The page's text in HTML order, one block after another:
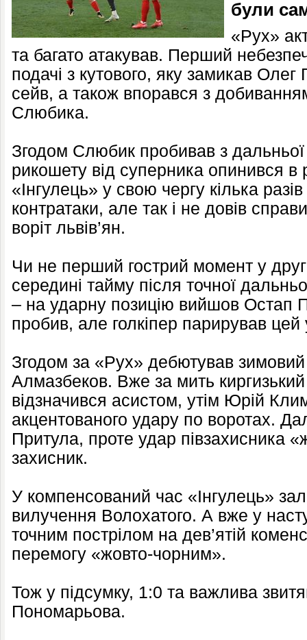
були
«Рух»
та багато атакував. Перший
подачі з кутового, яку замикав Олег
сейв, а також впорався з
Слюбика.
Згодом Слюбик пробивав з дальньої
рикошету від суперника опинився в
«Інгулець» у свою чергу кілька
контратаки, але так і не довів
воріт львів’ян.
Чи не перший гострий момент у
середині тайму після точної
– на ударну позицію вийшов Остап
пробив, але голкіпер парирував цей
Згодом за «Рух» дебютував
Алмазбеков. Вже за мить
відзначився асистом, утім Юрій
акцентованого удару по воротах.
Притула, проте удар півзахисника
захисник.
У компенсований час «Інгулець»
вилучення Волохатого. А вже у
точним пострілом на дев’ятій
перемогу «жовто-чорним».
Тож у підсумку, 1:0 та важлива
Пономарьова.